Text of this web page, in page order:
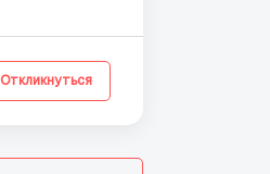
Откликнуться